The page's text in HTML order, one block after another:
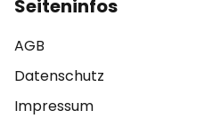
Seiteninfos
AGB
Datenschutz
Impressum